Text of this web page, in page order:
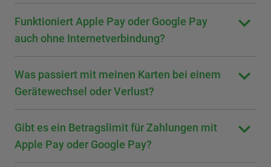
Funktioniert Apple Pay oder Google Pay
auch ohne Internetverbindung?
Was passiert mit meinen Karten bei einem
Gerätewechsel oder Verlust?
Gibt es ein Betragslimit für Zahlungen mit
Apple Pay oder Google Pay?